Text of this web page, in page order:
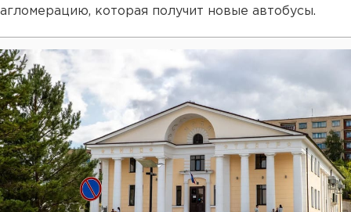
агломерацию, которая получит новые автобусы.